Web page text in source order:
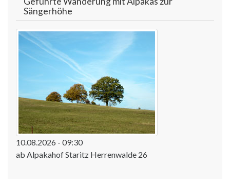
Sängerhöhe
10.08.2026 - 09:30
ab Alpakahof Staritz Herrenwalde 26